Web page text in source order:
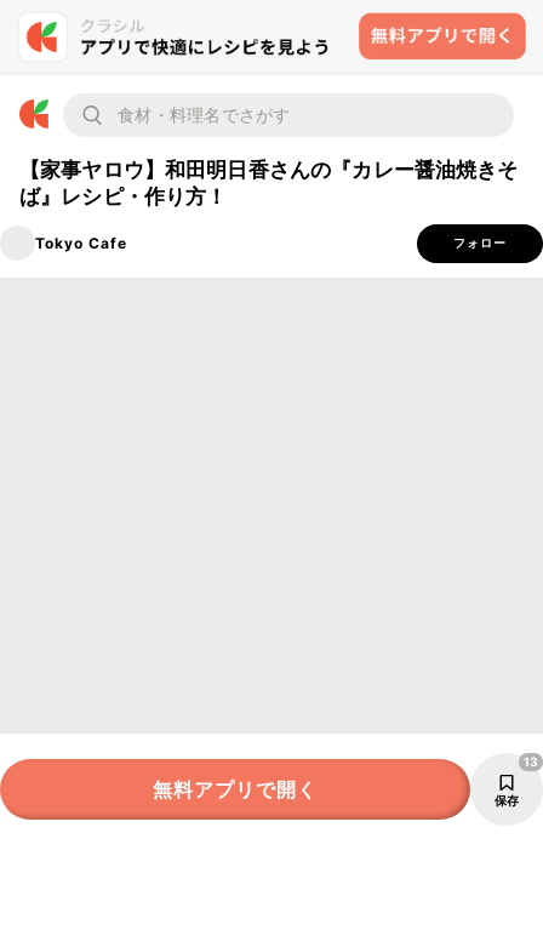
【家事ヤロウ】和田明日香さんの『カレー醤油焼きそ
ば』レシピ・作り方！
Tokyo Cafe フォロー
無料アプリで開く 保存
13